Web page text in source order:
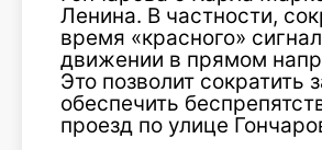
Ленина. В частности,
время «красного»
движении в прямом
Это позволит сократить
обеспечить
проезд по улице